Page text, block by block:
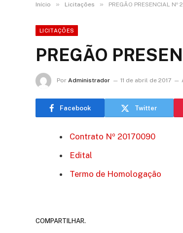
Início » Licitações » PREGÃO PRESENCIAL
LICITAÇÕES
PREGÃO
Por Administrador 11 de abril de 2017
Facebook Twitter
Contrato Nº 20170090
Edital
Termo de Homologação
COMPARTILHAR.